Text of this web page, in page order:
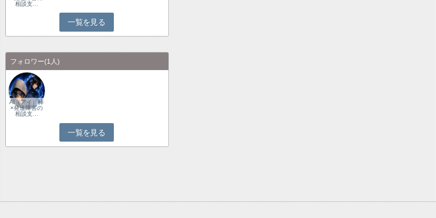
相談支…
一覧を見る
フォロワー(1人)
AI（アイ）棒
×発達障害の
相談支…
一覧を見る